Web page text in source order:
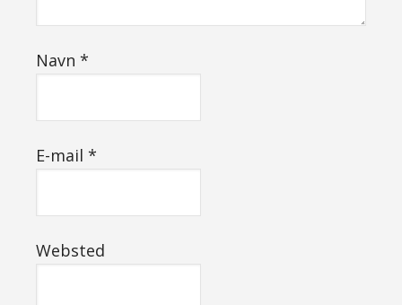
Navn *
E-mail *
Websted